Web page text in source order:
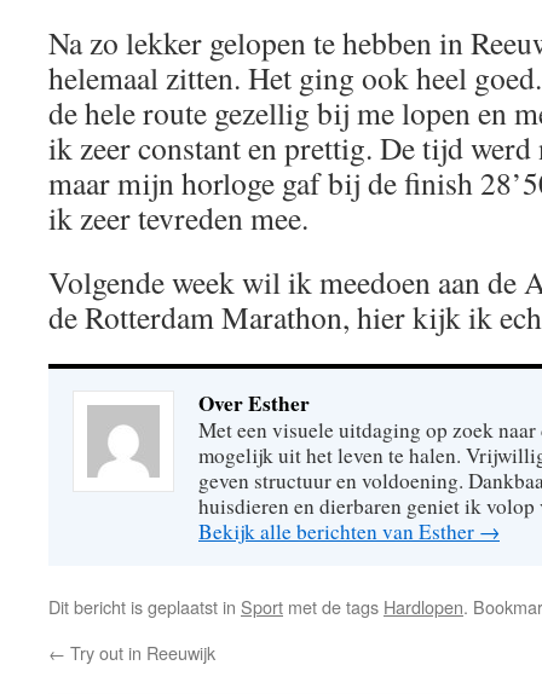
Na zo lekker gelopen te hebben in
helemaal zitten. Het ging ook heel
de hele route gezellig bij me lopen en
ik zeer constant en prettig. De tijd werd
maar mijn horloge gaf bij de finish
ik zeer tevreden mee.
Volgende week wil ik meedoen aan de
de Rotterdam Marathon, hier kijk ik
Over Esther
Met een visuele uitdaging op zoek
mogelijk uit het leven te halen.
geven structuur en voldoening.
huisdieren en dierbaren geniet ik volop
Bekijk alle berichten van Esther →
Dit bericht is geplaatst in Sport met de tags Hardlopen.
← Try out in Reeuwijk